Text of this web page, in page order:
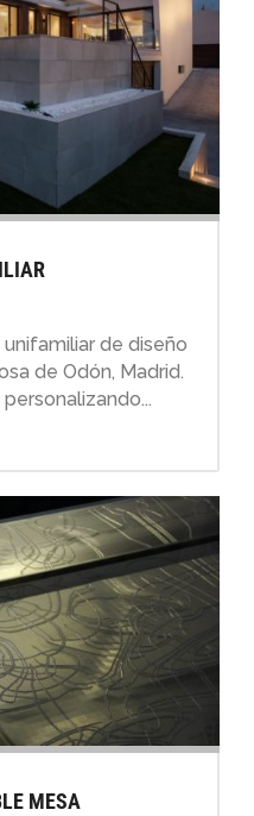
unifamiliar de diseño
de Odón, Madrid.
MESA